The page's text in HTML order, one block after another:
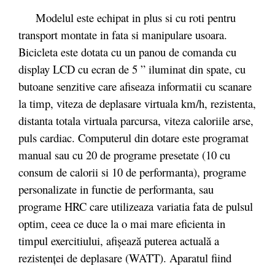
Modelul este echipat in plus si cu roti pentru
transport montate in fata si manipulare usoara.
Bicicleta este dotata cu un panou de comanda cu
display LCD cu ecran de 5 ” iluminat din spate, cu
butoane senzitive care afiseaza informatii cu scanare
la timp, viteza de deplasare virtuala km/h, rezistenta,
distanta totala virtuala parcursa, viteza caloriile arse,
puls cardiac. Computerul din dotare este programat
manual sau cu 20 de programe presetate (10 cu
consum de calorii si 10 de performanta), programe
personalizate in functie de performanta, sau
programe HRC care utilizeaza variatia fata de pulsul
optim, ceea ce duce la o mai mare eficienta in
timpul exercitiului, afișează puterea actuală a
rezistenței de deplasare (WATT). Aparatul fiind